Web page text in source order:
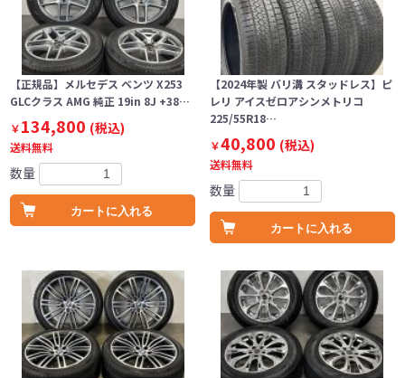
【正規品】メルセデス ベンツ X253
GLCクラス AMG 純正 19in 8J +38…
￥134,800 (税込)
送料無料
数量
カートに入れる
【2024年製 バリ溝 スタッドレス】ピ
レリ アイスゼロアシンメトリコ
225/55R18…
￥40,800 (税込)
送料無料
数量
カートに入れる